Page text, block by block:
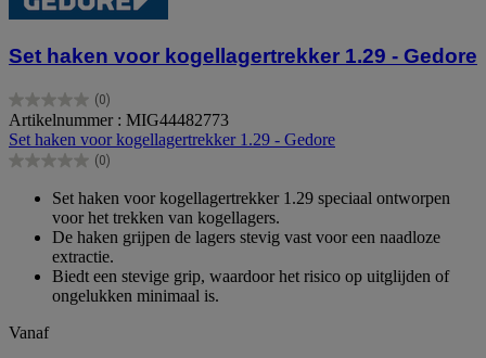
Set haken voor kogellagertrekker 1.29 - Gedore
(0)
0.0
van
de
5
Artikelnummer : MIG44482773
Set haken voor kogellagertrekker 1.29 - Gedore
(0)
0.0
sterren.
Set haken voor kogellagertrekker 1.29 speciaal ontworpen
voor het trekken van kogellagers.
De haken grijpen de lagers stevig vast voor een naadloze
extractie.
Biedt een stevige grip, waardoor het risico op uitglijden of
ongelukken minimaal is.
Vanaf